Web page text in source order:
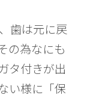
歯は元に戻
の為なにも
タ付きが出
い様に「保